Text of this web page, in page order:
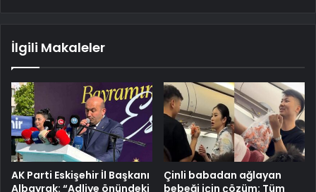
İlgili Makaleler
AK Parti Eskişehir İl Başkanı
Albayrak: “Adliye önündeki
Çinli babadan ağlayan
bebeği için çözüm: Tüm